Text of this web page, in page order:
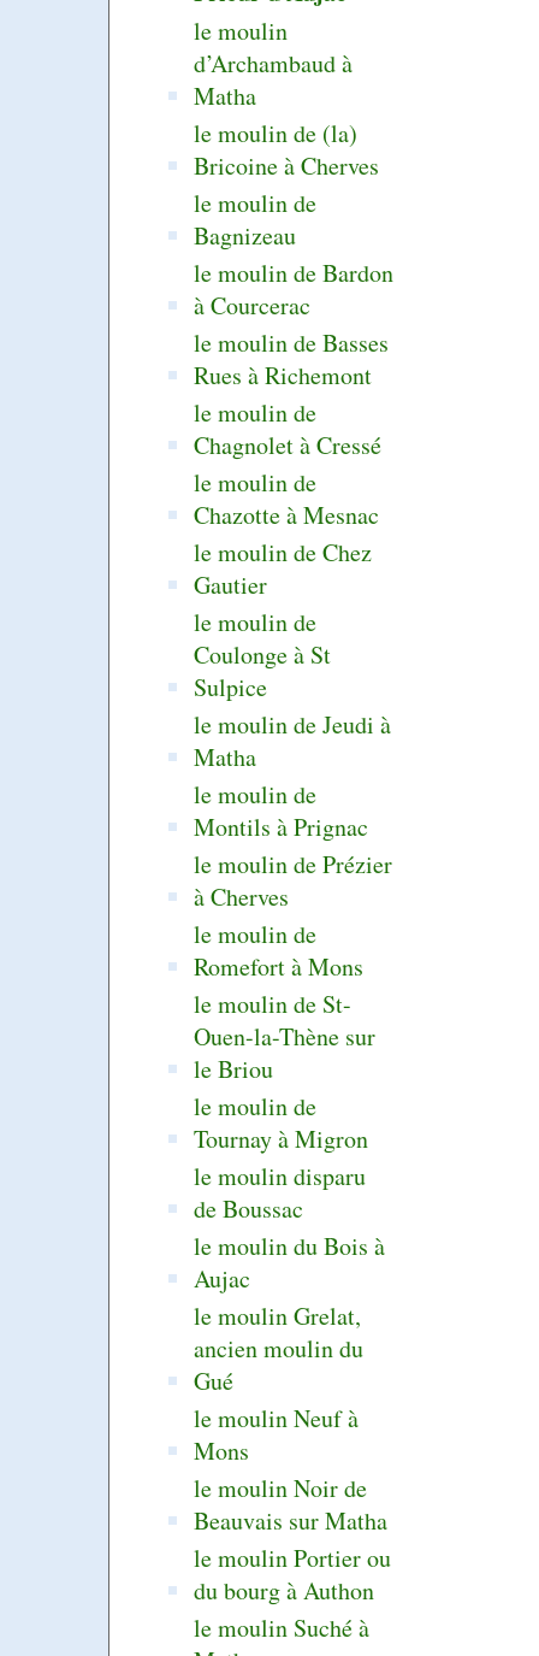
le moulin
d’Archambaud à
Matha
le moulin de (la)
Bricoine à Cherves
le moulin de
Bagnizeau
le moulin de Bardon
à Courcerac
le moulin de Basses
Rues à Richemont
le moulin de
Chagnolet à Cressé
le moulin de
Chazotte à Mesnac
le moulin de Chez
Gautier
le moulin de
Coulonge à St
Sulpice
le moulin de Jeudi à
Matha
le moulin de
Montils à Prignac
le moulin de Prézier
à Cherves
le moulin de
Romefort à Mons
le moulin de St-
Ouen-la-Thène sur
le Briou
le moulin de
Tournay à Migron
le moulin disparu
de Boussac
le moulin du Bois à
Aujac
le moulin Grelat,
ancien moulin du
Gué
le moulin Neuf à
Mons
le moulin Noir de
Beauvais sur Matha
le moulin Portier ou
du bourg à Authon
le moulin Suché à